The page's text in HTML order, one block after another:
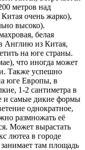
метров над
очень жарко),
высоко).
белая
Англию из Китая,
на юге страны.
что иногда может
Также успешно
юге Европы, в
1-2 сантиметра в
и самые дикие формы
однократное,
размножать её
Может вырастать
лютеа в городе
там площадь